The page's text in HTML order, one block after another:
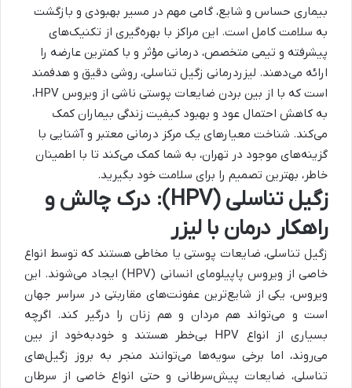
بیماری حساس و شایع، گامی مهم در مسیر بهبودی و بازگشت
به سلامت کامل است. این مراکز با بهره‌گیری از تکنیک‌های
پیشرفته و تیمی متخصص، درمانی مؤثر و با کمترین عارضه را
ارائه می‌دهند. لیزردرمانی زگیل تناسلی، روشی دقیق و هدفمند
است که با از بین بردن ضایعات پوستی ناشی از ویروس HPV،
به کاهش احتمال عود و بهبود کیفیت زندگی بیماران کمک
می‌کند. شناخت معیارهای یک مرکز درمانی معتبر و آشنایی با
گزینه‌های موجود در تهران، به شما کمک می‌کند تا با اطمینان
خاطر، بهترین تصمیم را برای سلامت خود بگیرید.
زگیل تناسلی (HPV): درک چالش و
راهکار درمان با لیزر
زگیل تناسلی، ضایعات پوستی یا مخاطی هستند که توسط انواع
خاصی از ویروس پاپیلومای انسانی (HPV) ایجاد می‌شوند. این
ویروس، یکی از شایع‌ترین عفونت‌های مقاربتی در سراسر جهان
است و می‌تواند هم مردان و هم زنان را درگیر کند. اگرچه
بسیاری از انواع HPV بی‌خطر هستند و خودبه‌خود از بین
می‌روند، اما برخی سویه‌ها می‌توانند منجر به بروز زگیل‌های
تناسلی، ضایعات پیش‌سرطانی و حتی انواع خاصی از سرطان